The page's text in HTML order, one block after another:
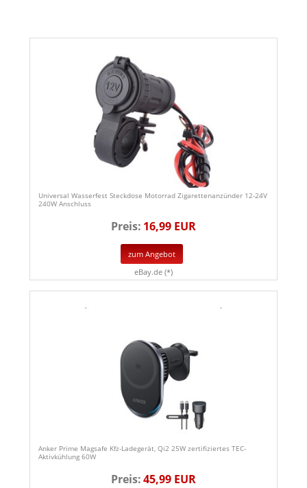
Universal Wasserfest Steckdose Motorrad Zigarettenanzünder 12-24V
240W Anschluss
Preis: 16,99 EUR
zum Angebot
eBay.de (*)
Anker Prime Magsafe Kfz-Ladegerät, Qi2 25W zertifiziertes TEC-
Aktivkühlung 60W
Preis:45,99 EUR